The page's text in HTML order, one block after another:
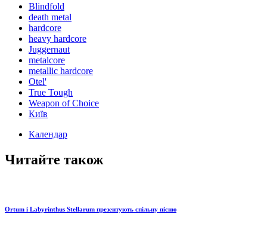
Blindfold
death metal
hardcore
heavy hardcore
Juggernaut
metalcore
metallic hardcore
Otel'
True Tough
Weapon of Choice
Київ
Календар
Читайте також
Ortum і Labyrinthus Stellarum презентують спільну пісню